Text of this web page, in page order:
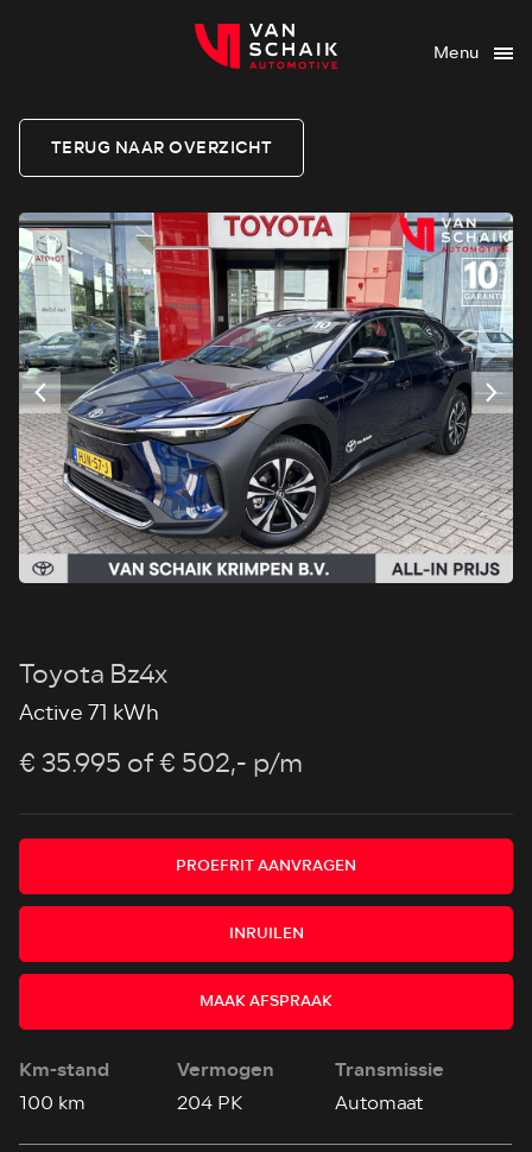
Menu
TERUG NAAR OVERZICHT
Toyota Bz4x
Active 71 kWh
€ 35.995 of € 502,- p/m
PROEFRIT AANVRAGEN
INRUILEN
MAAK AFSPRAAK
Km-stand
100 km
Vermogen
204 PK
Transmissie
Automaat